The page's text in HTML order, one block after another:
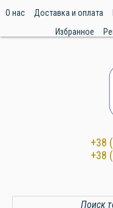
О нас Доставка и оплата
Избранное
+38
+38